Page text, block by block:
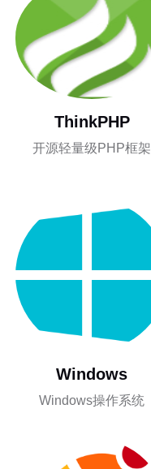
ThinkPHP
开源轻量级PHP框架
Windows
Windows操作系统